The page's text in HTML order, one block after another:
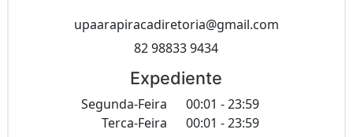
upaarapiracadiretoria@gmail.com
82 98833 9434
Expediente
Segunda-Feira
00:01 - 23:59
Terca-Feira
00:01 - 23:59